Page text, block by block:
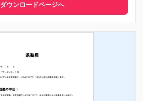
ダウンロードページへ